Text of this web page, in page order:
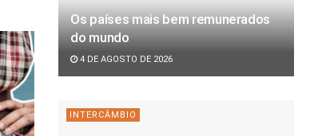
Os países mais bem remunerados
do mundo
4 DE AGOSTO DE 2026
INTERCÂMBIO